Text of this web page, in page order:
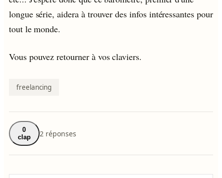
longue série, aidera à trouver des infos intéressantes pour
tout le monde.
Vous pouvez retourner à vos claviers.
freelancing
0
clap
2 réponses